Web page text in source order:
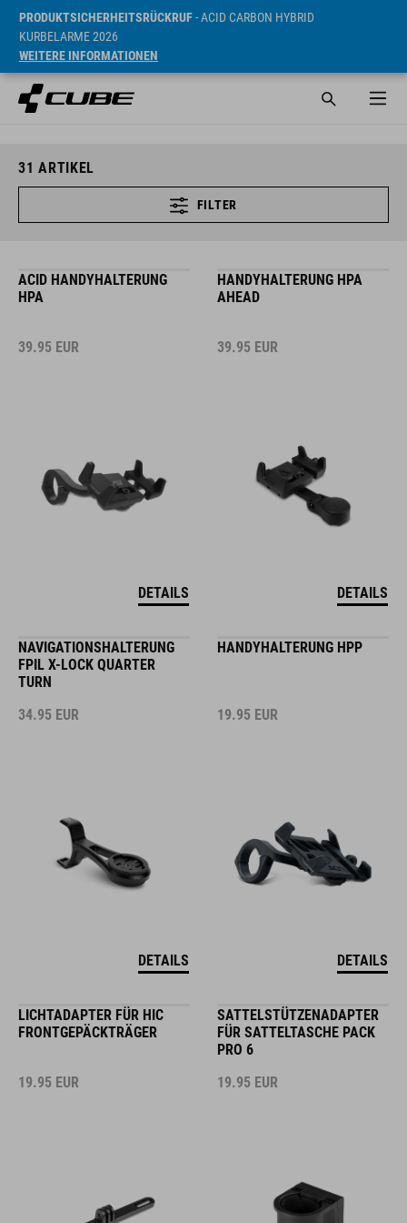
PRODUKTSICHERHEITSRÜCKRUF- ACID CARBON HYBRID
KURBELARME 2026
WEITERE INFORMATIONEN
31 ARTIKEL
FILTER
ACID HANDYHALTERUNG
HPA
39.95 EUR
DETAILS
HANDYHALTERUNG HPA
AHEAD
39.95 EUR
DETAILS
NAVIGATIONSHALTERUNG
FPIL X-LOCK QUARTER
TURN
34.95 EUR
DETAILS
HANDYHALTERUNG HPP
19.95 EUR
DETAILS
LICHTADAPTER FÜR HIC
FRONTGEPÄCKTRÄGER
19.95 EUR
SATTELSTÜTZENADAPTER
FÜR SATTELTASCHE PACK
PRO 6
19.95 EUR